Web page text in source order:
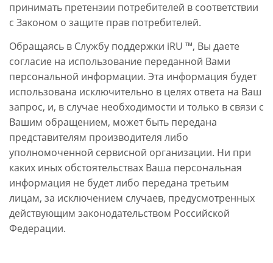
принимать претензии потребителей в соответствии
с Законом о защите прав потребителей.
Обращаясь в Службу поддержки iRU ™, Вы даете
согласие на использование переданной Вами
персональной информации. Эта информация будет
использована исключительно в целях ответа на Ваш
запрос, и, в случае необходимости и только в связи с
Вашим обращением, может быть передана
представителям производителя либо
уполномоченной сервисной организации. Ни при
каких иных обстоятельствах Ваша персональная
информация не будет либо передана третьим
лицам, за исключением случаев, предусмотренных
действующим законодательством Российской
Федерации.